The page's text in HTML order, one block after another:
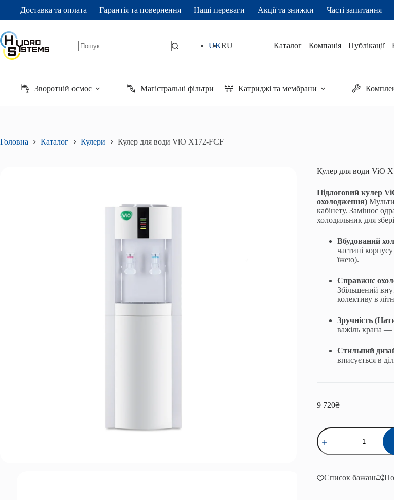
вмісту
Кулер для води ViO Х172-FCF
FCF
Доставка та оплата Гарантія та повернення Наші переваги Акції та знижки Часті запитання
UKRU Каталог Компанія Публікації
Зворотній осмос Магістральні фільтри Катриджі та мембрани
Головна Каталог Кулери Кулер для води ViO Х172-FCF
Кулер для води ViO
Підлоговий кулер
охолодження)
кабінету. Замінює
холодильник для
Вбудований
частині
їжею).
Справжнє
Збільшений
колективу в
Зручність
важіль крана —
Стильний
вписується в
9 720₴
Кулер
для
води
ViO
FCF
кількість
Список бажань